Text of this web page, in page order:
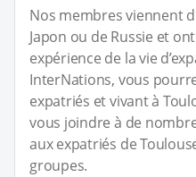
Nos membres viennent
Japon ou de Russie et
expérience de la vie
InterNations, vous
expatriés et vivant à
vous joindre à de
aux expatriés de
groupes.